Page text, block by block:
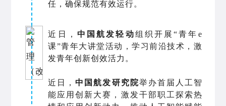
任，确保规范有效运行。
近日， 中国航发轻动组织开展“青年e
课”青年大讲堂活动，学习前沿技术，激
发青年创新创效活力。
近日，中国航发研究院举办首届人工智
能应用创新大赛，激发干部职工探索热